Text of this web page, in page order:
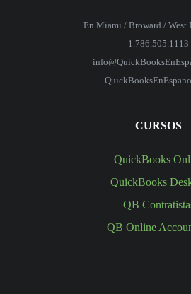
En Miami / Broward / West
1.786.505.1113
CURSOS
QuickBooks
QuickBooks
QB
QB Online